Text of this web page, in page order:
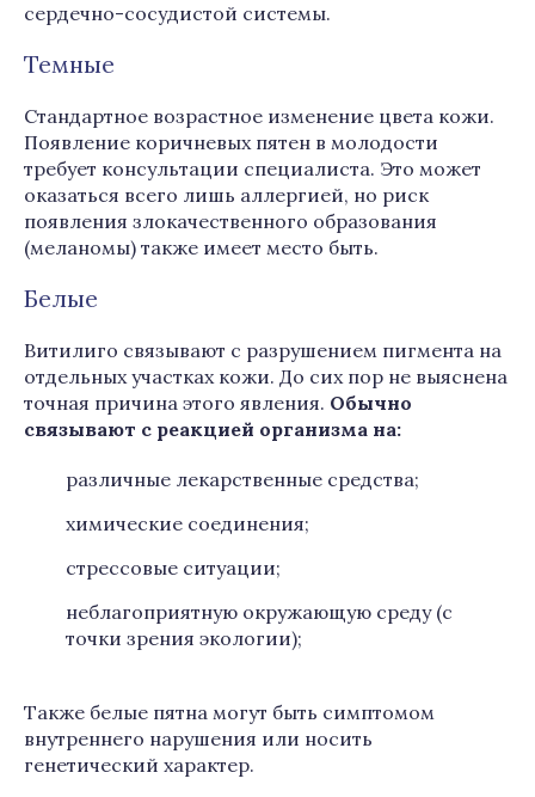
сердечно-сосудистой системы.
Темные
Стандартное возрастное изменение цвета кожи.
Появление коричневых пятен в молодости
требует консультации специалиста. Это может
оказаться всего лишь аллергией, но риск
появления злокачественного образования
(меланомы) также имеет место быть.
Белые
Витилиго связывают с разрушением пигмента на
отдельных участках кожи. До сих пор не выяснена
точная причина этого явления. Обычно
связывают с реакцией организма на:
различные лекарственные средства;
химические соединения;
стрессовые ситуации;
неблагоприятную окружающую среду (с
точки зрения экологии);
Также белые пятна могут быть симптомом
внутреннего нарушения или носить
генетический характер.